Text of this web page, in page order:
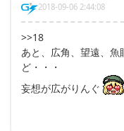
2018-09-06 2:44:08
>>18
あと、広角、望遠、
ど・・・
妄想が広がりんぐ